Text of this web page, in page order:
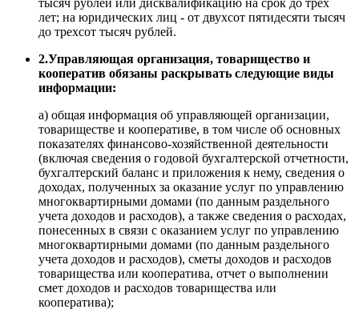
лет; на юридических лиц - от двухсот пятидесяти тысяч
до трехсот тысяч рублей.
2.Управляющая организация, товарищество и
кооператив обязаны раскрывать следующие виды
информации:
а) общая информация об управляющей организации,
товариществе и кооперативе, в том числе об основных
показателях финансово-хозяйственной деятельности
(включая сведения о годовой бухгалтерской отчетности,
бухгалтерский баланс и приложения к нему, сведения о
доходах, полученных за оказание услуг по управлению
многоквартирными домами (по данным раздельного
учета доходов и расходов), а также сведения о расходах,
понесенных в связи с оказанием услуг по управлению
многоквартирными домами (по данным раздельного
учета доходов и расходов), сметы доходов и расходов
товарищества или кооператива, отчет о выполнении
смет доходов и расходов товарищества или
кооператива);